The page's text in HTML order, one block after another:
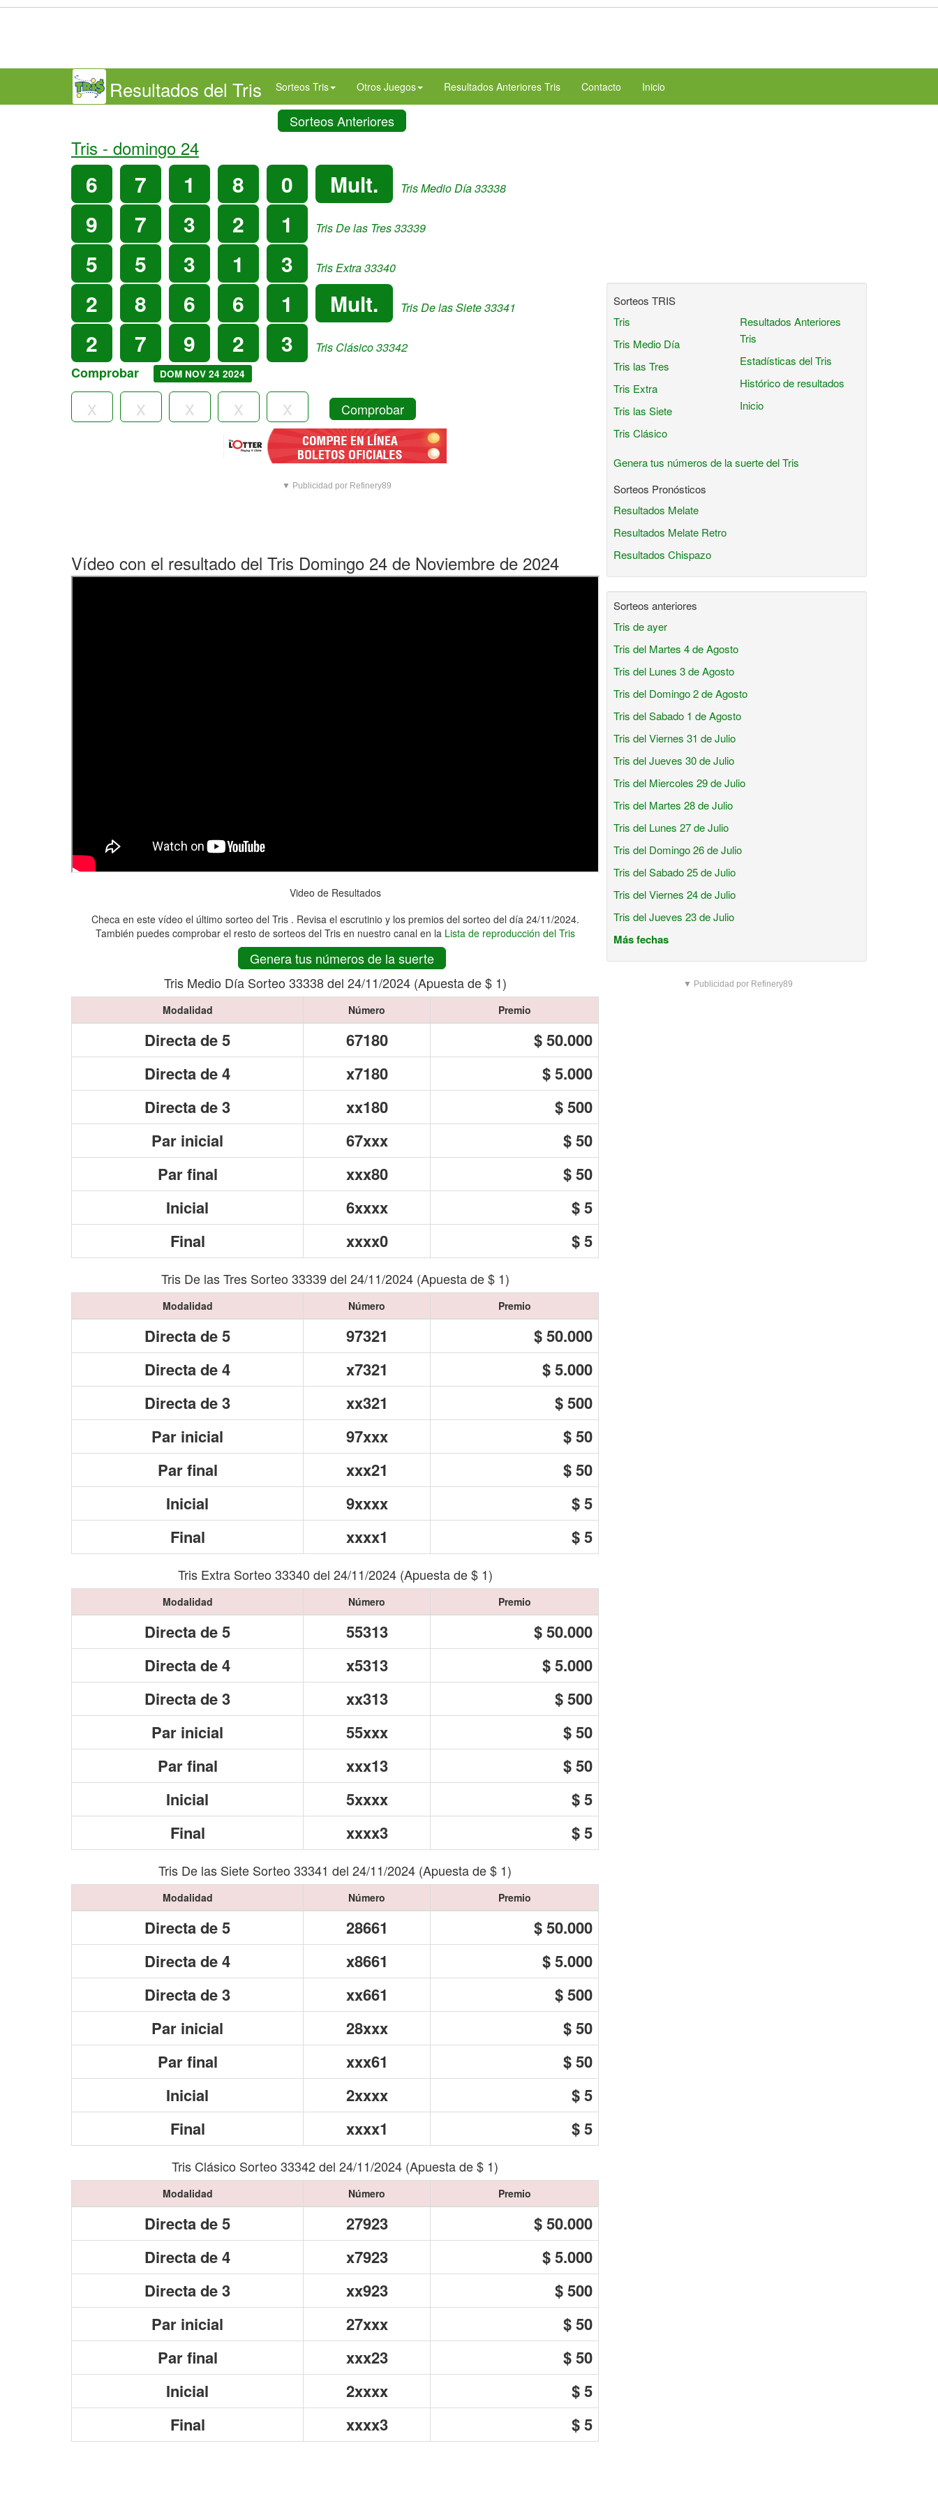
Resultados del Tris Sorteos Tris Otros Juegos Resultados Anteriores Tris Contacto Inicio
Sorteos Anteriores
Tris - domingo 24
6 7 1 8 0 Mult. Tris Medio Día 33338
9 7 3 2 1 Tris De las Tres 33339
5 5 3 1 3 Tris Extra 33340
2 8 6 6 1 Mult. Tris De las Siete 33341
2 7 9 2 3 Tris Clásico 33342
Comprobar DOM NOV 24 2024
Comprobar
▼ Publicidad por Refinery89
Vídeo con el resultado del Tris Domingo 24 de Noviembre de 2024
Video de Resultados
Checa en este vídeo el último sorteo del Tris . Revisa el escrutinio y los premios del sorteo del día 24/11/2024.
También puedes comprobar el resto de sorteos del Tris en nuestro canal en la Lista de reproducción del Tris
Genera tus números de la suerte
Tris Medio Día Sorteo 33338 del 24/11/2024 (Apuesta de $ 1)
Modalidad Número Premio
Directa de 5 67180
$ 50.000
Directa de 4
x7180
$ 5.000
Directa de 3
xx180
$ 500
Par inicial
67xxx
$ 50
Par final
xxx80
$ 50
Inicial
6xxxx
$ 5
Final
xxxx0 $ 5
Tris De las Tres Sorteo 33339 del 24/11/2024 (Apuesta de $ 1)
Modalidad Número Premio
Directa de 5 97321
$ 50.000
Directa de 4
x7321
$ 5.000
Directa de 3
xx321
$ 500
Par inicial
97xxx
$ 50
Par final
xxx21
$ 50
Inicial
9xxxx
$ 5
Final
xxxx1 $ 5
Tris Extra Sorteo 33340 del 24/11/2024 (Apuesta de $ 1)
Modalidad Número Premio
Directa de 5 55313
$ 50.000
Directa de 4
x5313
$ 5.000
Directa de 3
xx313
$ 500
Par inicial
55xxx
$ 50
Par final
xxx13
$ 50
Inicial
5xxxx
$ 5
Final
xxxx3 $ 5
Tris De las Siete Sorteo 33341 del 24/11/2024 (Apuesta de $ 1)
Modalidad Número Premio
Directa de 5 28661
$ 50.000
Directa de 4
x8661
$ 5.000
Directa de 3
xx661
$ 500
Par inicial
28xxx
$ 50
Par final
xxx61
$ 50
Inicial
2xxxx
$ 5
Final
xxxx1 $ 5
Tris Clásico Sorteo 33342 del 24/11/2024 (Apuesta de $ 1)
Modalidad Número Premio
Directa de 5 27923
$ 50.000
Directa de 4
x7923
$ 5.000
Directa de 3
xx923
$ 500
Par inicial
27xxx
$ 50
Par final
xxx23
$ 50
Inicial
2xxxx
$ 5
Final
xxxx3 $ 5
Sorteos TRIS
Tris
Tris Medio Día
Tris las Tres
Tris Extra
Tris las Siete
Tris Clásico
Resultados Anteriores
Tris
Estadísticas del Tris
Histórico de resultados
Inicio
Genera tus números de la suerte del Tris
Sorteos Pronósticos
Resultados Melate
Resultados Melate Retro
Resultados Chispazo
Sorteos anteriores
Tris de ayer
Tris del Martes 4 de Agosto
Tris del Lunes 3 de Agosto
Tris del Domingo 2 de Agosto
Tris del Sabado 1 de Agosto
Tris del Viernes 31 de Julio
Tris del Jueves 30 de Julio
Tris del Miercoles 29 de Julio
Tris del Martes 28 de Julio
Tris del Lunes 27 de Julio
Tris del Domingo 26 de Julio
Tris del Sabado 25 de Julio
Tris del Viernes 24 de Julio
Tris del Jueves 23 de Julio
Más fechas
▼ Publicidad por Refinery89